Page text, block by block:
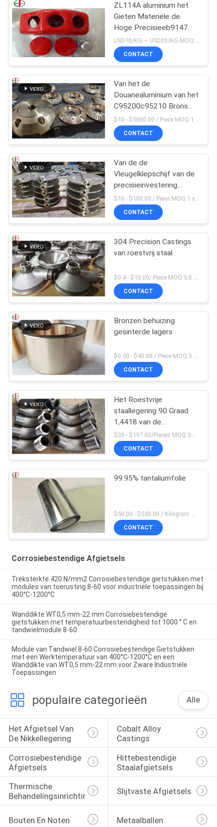
ZL114A aluminium het
Gieten Materiële de
Hoge Precisieeb9147
Rode Kleur van
Legeringenalu
USD10/KG ~ USD20/KG MOQ:50kg
CONTACT
Van het de
Douanealuminium van het
C95200c95210 Brons
het Gietende Lichaam
van de het Bronsklep
$10 - $5000.00 / Piece MOQ:1 stukken
CONTACT
Van de de
Vleugelklepschijf van de
precisieinvestering
Gietend Het
Bronsmessing 009
ASTM B61 B62
CONTACT
304 Precision Castings
van roestvrij staal
CONTACT
Bronzen behuizing
gesinterde lagers
$0.50 - $40.00 / Piece MOQ:5 stukken
CONTACT
Het Roestvrije
staallegering 90 Graad
1,4418 van de
flensverbinding de
Elleboog van de
Pijpmontage
$30 - $197.00/Pieces MOQ:3-delig / Pieces
CONTACT
99.95% tantaliumfolie
CONTACT
Corrosiebestendige Afgietsels
Treksterkte 420 N/mm2 Corrosiebestendige gietstukken met
modules van toerusting 8-60 voor industriële toepassingen bij
400°C-1200°C
Wanddikte WT0,5 mm-22 mm Corrosiebestendige
gietstukken met temperatuurbestendigheid tot 1000 ° C en
tandwielmodule 8-60
Module van Tandwiel 8-60 Corrosiebestendige Gietstukken
met een Werktemperatuur van 400°C-1200°C en een
Wanddikte van WT0,5 mm-22 mm voor Zware Industriële
Toepassingen
populaire categorieën Alle
Het Afgietsel Van
De Nikkellegering
Cobalt Alloy
Castings
Corrosiebestendige
Afgietsels
Hittebestendige
Staalafgietsels
Thermische
Behandelingsinrichtingen
Slijtvaste Afgietsels
Bouten En Noten Metaalballen